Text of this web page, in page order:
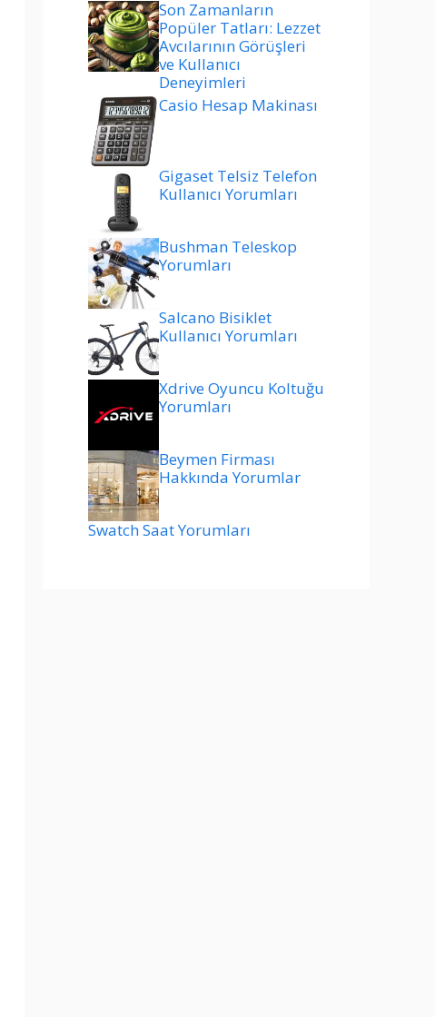
Son Zamanların
Popüler Tatları: Lezzet
Avcılarının Görüşleri
ve Kullanıcı
Deneyimleri
Casio Hesap Makinası
Gigaset Telsiz Telefon
Kullanıcı Yorumları
Bushman Teleskop
Yorumları
Salcano Bisiklet
Kullanıcı Yorumları
Xdrive Oyuncu Koltuğu
Yorumları
Beymen Firması
Hakkında Yorumlar
Swatch Saat Yorumları